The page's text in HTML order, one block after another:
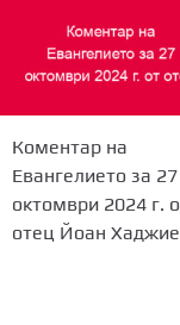
Коментар на
Евангелието за 27
октомври 2024 г.
отец Йоан